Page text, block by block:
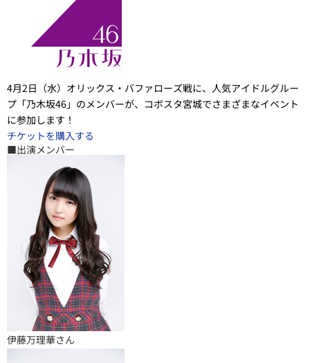
4月2日（水）オリックス・バファローズ戦に、人気アイドルグルー
プ「乃木坂46」のメンバーが、コボスタ宮城でさまざまなイベント
に参加します！
チケットを購入する
■出演メンバー
伊藤万理華さん